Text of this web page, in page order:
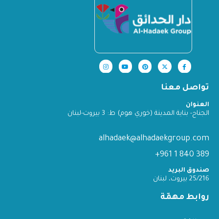
تواصل معنا
العنوان
الجناح- بناية المدينة (خوري هوم) ط: 3 بيروت-لبنان
alhadaek@alhadaekgroup.com
389 840 1 961+
صندوق البريد
25/216 بيروت، لبنان
روابط مهمّة